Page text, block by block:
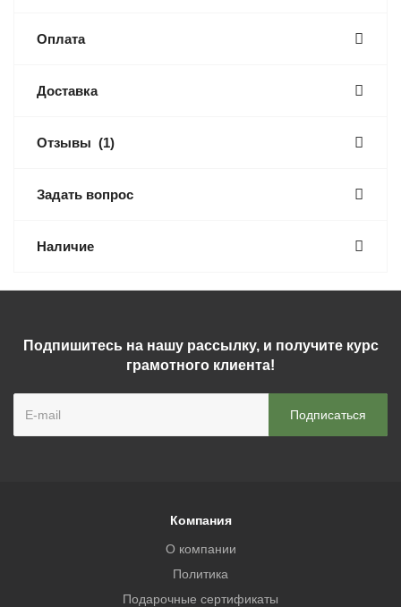
Оплата
Доставка
Отзывы (1)
Задать вопрос
Наличие
Подпишитесь на нашу рассылку, и получите курс
грамотного клиента!
Компания
О компании
Политика
Подарочные сертификаты